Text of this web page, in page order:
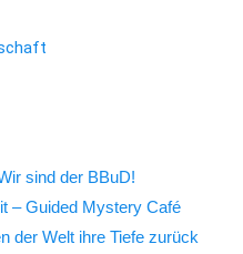
sind der BBuD!
– Guided Mystery Café
der Welt ihre Tiefe zurück